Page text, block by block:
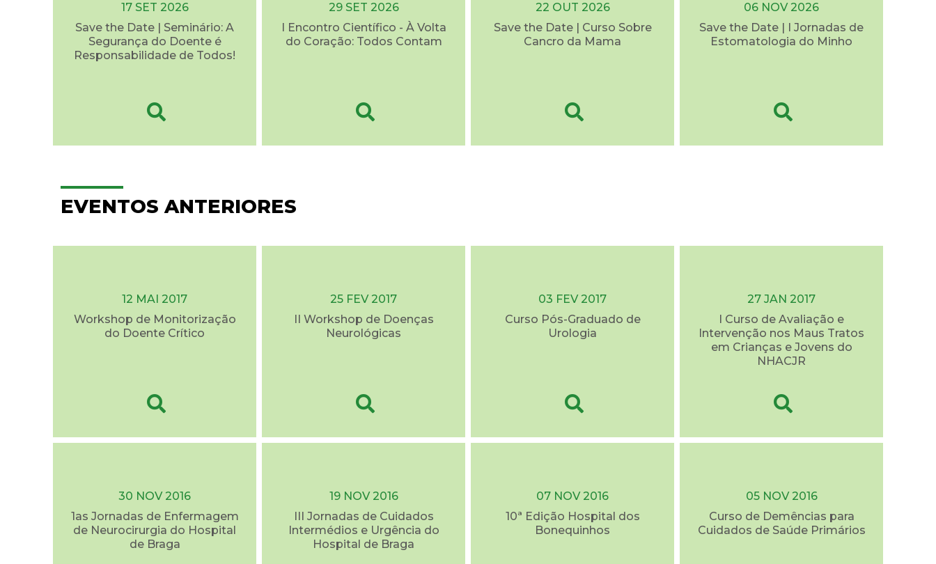
17 SET 2026
Save the Date | Seminário: A
Segurança do Doente é
Responsabilidade de Todos!
29 SET 2026
I Encontro Científico - À Volta
do Coração: Todos Contam
22 OUT 2026
Save the Date | Curso Sobre
Cancro da Mama
06 NOV 2026
Save the Date | I Jornadas de
Estomatologia do Minho
EVENTOS ANTERIORES
12 MAI 2017
Workshop de Monitorização
do Doente Crítico
25 FEV 2017
II Workshop de Doenças
Neurológicas
03 FEV 2017
Curso Pós-Graduado de
Urologia
27 JAN 2017
I Curso de Avaliação e
Intervenção nos Maus Tratos
em Crianças e Jovens do
NHACJR
30 NOV 2016
1as Jornadas de Enfermagem
de Neurocirurgia do Hospital
de Braga
19 NOV 2016
III Jornadas de Cuidados
Intermédios e Urgência do
Hospital de Braga
07 NOV 2016
10ª Edição Hospital dos
Bonequinhos
05 NOV 2016
Curso de Demências para
Cuidados de Saúde Primários